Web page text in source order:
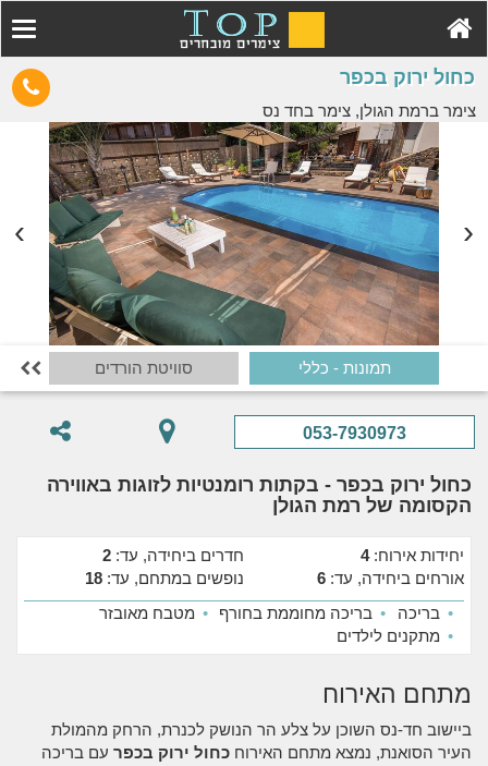
כחול ירוק בכפר
צימר ברמת הגולן, צימר בחד נס
תמונות - כללי סוויטת הורדים 
053-7930973
כחול ירוק בכפר - בקתות רומנטיות לזוגות באווירה
הקסומה של רמת הגולן
יחידות אירוח:4 חדרים ביחידה, עד: 2
אורחים ביחידה, עד: 6 נופשים במתחם, עד: 18
• בריכה • בריכה מחוממת בחורף • מטבח מאובזר
• מתקנים לילדים
מתחם האירוח
ביישוב חד-נס השוכן על צלע הר הנושק לכנרת, הרחק מהמולת
העיר הסואנת, נמצא מתחם האירוח כחול ירוק בכפרעם בריכה